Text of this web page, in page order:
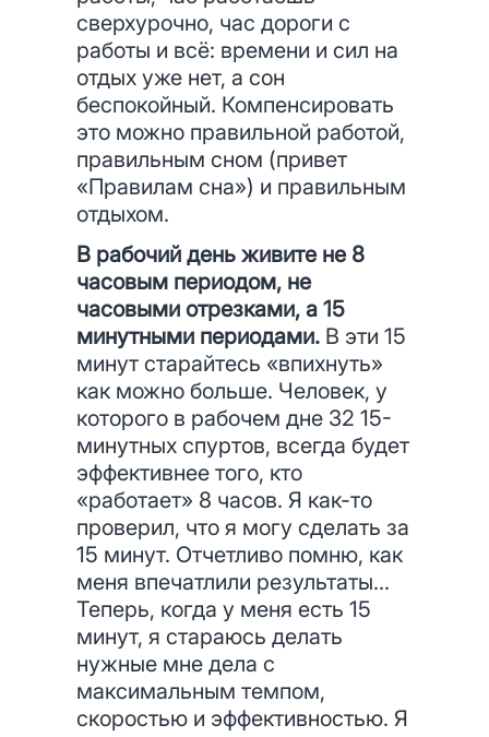
сверхурочно, час дороги с
работы и всё: времени и сил на
отдых уже нет, а сон
беспокойный. Компенсировать
это можно правильной работой,
правильным сном (привет
«Правилам сна») и правильным
отдыхом.
В рабочий день живите не 8
часовым периодом, не
часовыми отрезками, а 15
минутными периодами. В эти 15
минут старайтесь «впихнуть»
как можно больше. Человек, у
которого в рабочем дне 32 15-
минутных спуртов, всегда будет
эффективнее того, кто
«работает» 8 часов. Я как-то
проверил, что я могу сделать за
15 минут. Отчетливо помню, как
меня впечатлили результаты…
Теперь, когда у меня есть 15
минут, я стараюсь делать
нужные мне дела с
максимальным темпом,
скоростью и эффективностью. Я